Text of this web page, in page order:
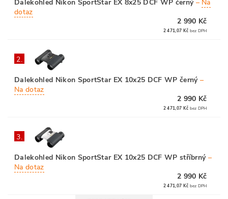
Dalekohled Nikon SportStar EX 8x25 DCF WP černý – Na
dotaz
2 990 Kč
2 471,07 Kč bez DPH
2.
Dalekohled Nikon SportStar EX 10x25 DCF WP černý –
Na dotaz
2 990 Kč
2 471,07 Kč bez DPH
3.
Dalekohled Nikon SportStar EX 10x25 DCF WP stříbrný –
Na dotaz
2 990 Kč
2 471,07 Kč bez DPH